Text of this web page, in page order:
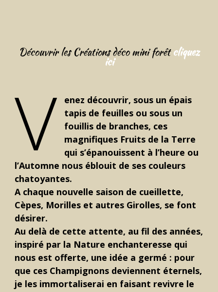
Découvrir les Créations déco mini forêtcliquez
ici
V
enez découvrir, sous un épais
tapis de feuilles ou sous un
fouillis de branches, ces
magnifiques Fruits de la Terre
qui s’épanouissent à l’heure ou
l’Automne nous éblouit de ses couleurs
chatoyantes.
A chaque nouvelle saison de cueillette,
Cèpes, Morilles et autres Girolles, se font
désirer.
Au delà de cette attente, au fil des années,
inspiré par la Nature enchanteresse qui
nous est offerte, une idée a germé : pour
que ces Champignons deviennent éternels,
je les immortaliserai en faisant revivre le